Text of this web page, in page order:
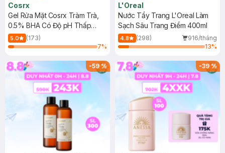
Cosrx
Gel Rửa Mặt Cosrx Tràm Trà,
0.5% BHA Có Độ pH Thấp
150ml
5.0
(173)
7%
L'Oreal
Nước Tẩy Trang L'Oreal Làm
Sạch Sâu Trang Điểm 400ml
4.8 (298)
916/tháng
13%
-59% -39%